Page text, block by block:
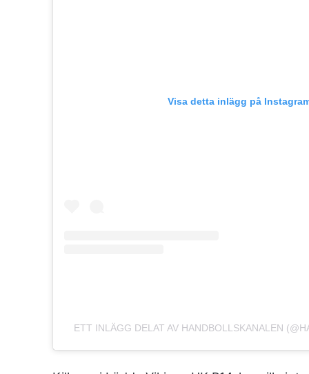
Visa detta inlägg på
ETT INLÄGG DELAT AV HANDBOLLSKANALEN